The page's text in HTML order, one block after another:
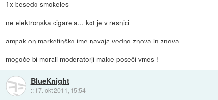
1x besedo smokeles
ne elektronska cigareta... kot je v resnici
ampak on marketinško ime navaja vedno znova in znova
mogoče bi morali moderatorji malce poseči vmes !
BlueKnight
:: 17. okt 2011, 15:54